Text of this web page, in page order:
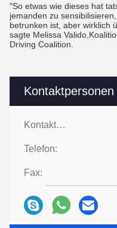
Kontaktpersonen
Kontaktpersonen:
Telefon:
Fax:
"So etwas wie dieses hat
jemanden zu
betrunken ist, aber wirklich
sagte Melissa
Driving Coalition.